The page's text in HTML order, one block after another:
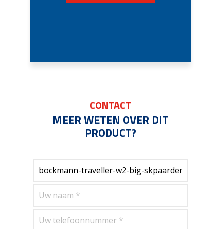
CONTACT
MEER WETEN OVER DIT
PRODUCT?